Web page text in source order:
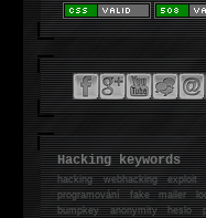
Hacking keywords
hackingwebhacking exploit
programování fake mailer
bumpkey anonymity heslo